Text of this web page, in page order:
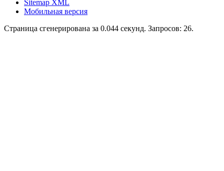
Sitemap XML
Мобильная версия
Страница сгенерирована за 0.044 секунд. Запросов: 26.